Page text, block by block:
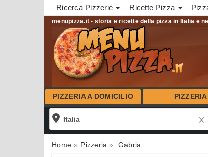
Ricerca Pizzerie Ricette Pizza
menupizza.it - storia e ricette della pizza in Italia e
PIZZERIA A DOMICILIO PIZZERIA
Home Pizzeria Gabria